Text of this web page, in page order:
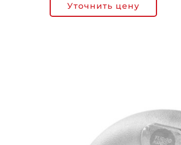
Уточнить цену